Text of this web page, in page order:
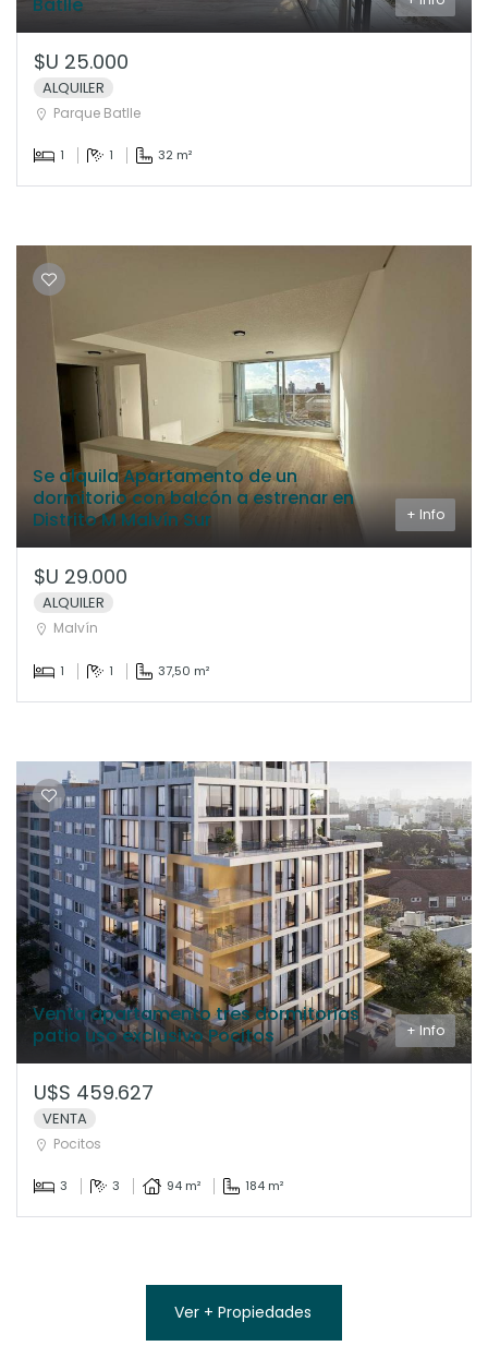
$U 25.000
ALQUILER
Parque Batlle
1 1 32 m²
Se alquila Apartamento de un
dormitorio con balcón a estrenar en
Distrito M Malvín Sur
+ Info
$U 29.000
ALQUILER
Malvín
1 1 37,50 m²
Venta apartamento tres dormitorios
patio uso exclusivo Pocitos
+ Info
U$S 459.627
VENTA
Pocitos
3 3 94 m² 184 m²
Ver + Propiedades